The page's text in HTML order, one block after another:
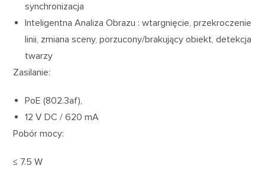
synchronizacja
Inteligentna Analiza Obrazu : wtargnięcie, przekroczenie
linii, zmiana sceny, porzucony/brakujący obiekt, detekcja
twarzy
Zasilanie:
PoE (802.3af),
12 V DC / 620 mA
Pobór mocy:
≤ 7.5 W